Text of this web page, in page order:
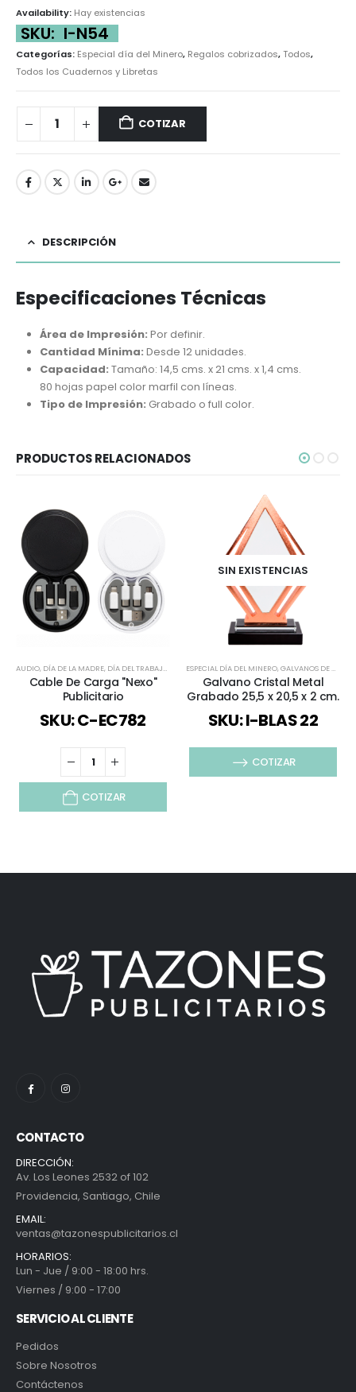
Availability: Hay existencias
SKU: I-N54
Categorías: Especial día del Minero, Regalos cobrizados,Todos,
Todos los Cuadernos y Libretas
COTIZAR
DESCRIPCIÓN
Especificaciones Técnicas
Área de Impresión: Por definir.
Cantidad Mínima: Desde 12 unidades.
Capacidad: Tamaño: 14,5 cms. x 21 cms. x 1,4 cms.
80 hojas papel color marfil con líneas.
Tipo de Impresión: Grabado o full color.
PRODUCTOS RELACIONADOS
AUDIO, DÍA DE LA MADRE, DÍA DEL TRABAJADOR ESPECIAL DÍA DEL MINERO,ESPECIAL DÍA DEL
Cable De Carga "Nexo"
Publicitario
SKU: C-EC782
COTIZAR
SIN EXISTENCIAS
ESPECIAL DÍA DEL MINERO,GALVANOS DE CRISTAL
Galvano Cristal Metal
Grabado 25,5 x 20,5 x 2 cm.
SKU: I-BLAS 22
COTIZAR
CONTACTO
DIRECCIÓN:
Av. Los Leones 2532 of 102
Providencia, Santiago, Chile
EMAIL:
ventas@tazonespublicitarios.cl
HORARIOS:
Lun - Jue / 9:00 - 18:00 hrs.
Viernes / 9:00 - 17:00
SERVICIO AL CLIENTE
Pedidos
Sobre Nosotros
Contáctenos